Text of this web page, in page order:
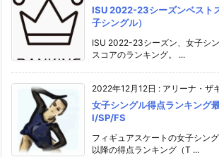
ISU 2022-23シーズンベスト
子シングル）
ISU 2022-23シーズン、女子シ
スコアのランキング。 ...
2022年12月12日 : アリーナ・ザ
女子シングル得点ランキング
l/SP/FS
フィギュアスケートの女子シン
以降の得点ランキング（T ...